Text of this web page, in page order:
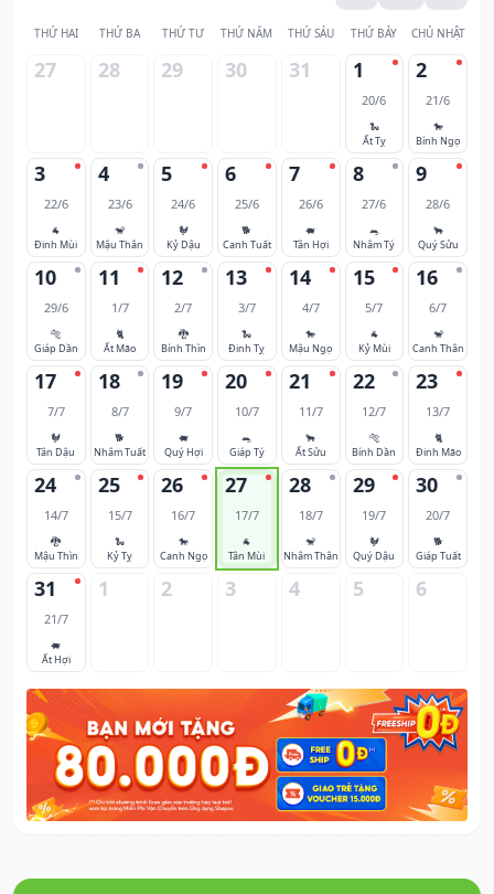
THỨ HAI THỨ BA THỨ TƯ THỨ NĂM THỨ SÁU THỨ BẢY CHỦ NHẬT
27 28 29 30 31 1
20/6
🐍
Ất Tỵ
2
21/6
🐎
Bính Ngọ
3
22/6
🐐
Đinh Mùi
4
23/6
🐒
Mậu Thân
5
24/6
🐓
Kỷ Dậu
6
25/6
🐕
Canh Tuất
7
26/6
🐖
Tân Hợi
8
27/6
🐀
Nhâm Tý
9
28/6
🐂
Quý Sửu
10
29/6
🐅
Giáp Dần
11
1/7
🐈
Ất Mão
12
2/7
🐉
Bính Thìn
13
3/7
🐍
Đinh Tỵ
14
4/7
🐎
Mậu Ngọ
15
5/7
🐐
Kỷ Mùi
16
6/7
🐒
Canh Thân
17
7/7
🐓
Tân Dậu
18
8/7
🐕
Nhâm Tuất
19
9/7
🐖
Quý Hợi
20
10/7
🐀
Giáp Tý
21
11/7
🐂
Ất Sửu
22
12/7
🐅
Bính Dần
23
13/7
🐈
Đinh Mão
24
14/7
🐉
Mậu Thìn
25
15/7
🐍
Kỷ Tỵ
26
16/7
🐎
Canh Ngọ
27
17/7
🐐
Tân Mùi
28
18/7
🐒
Nhâm Thân
29
19/7
🐓
Quý Dậu
30
20/7
🐕
Giáp Tuất
31
21/7
🐖
Ất Hợi
1 2 3 4 5 6